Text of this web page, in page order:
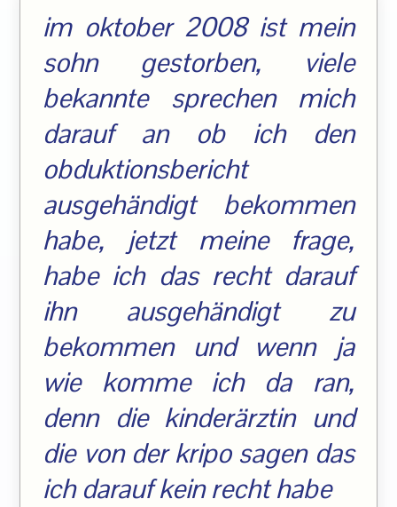
im oktober 2008 ist mein
sohn gestorben, viele
bekannte sprechen mich
darauf an ob ich den
obduktionsbericht
ausgehändigt bekommen
habe, jetzt meine frage,
habe ich das recht darauf
ihn ausgehändigt zu
bekommen und wenn ja
wie komme ich da ran,
denn die kinderärztin und
die von der kripo sagen das
ich darauf kein recht habe